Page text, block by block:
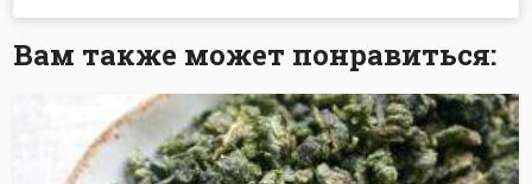
Вам также может понравиться: